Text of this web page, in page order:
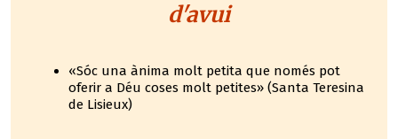
d'avui
«Sóc una ànima molt petita que només pot
oferir a Déu coses molt petites» (Santa Teresina
de Lisieux)